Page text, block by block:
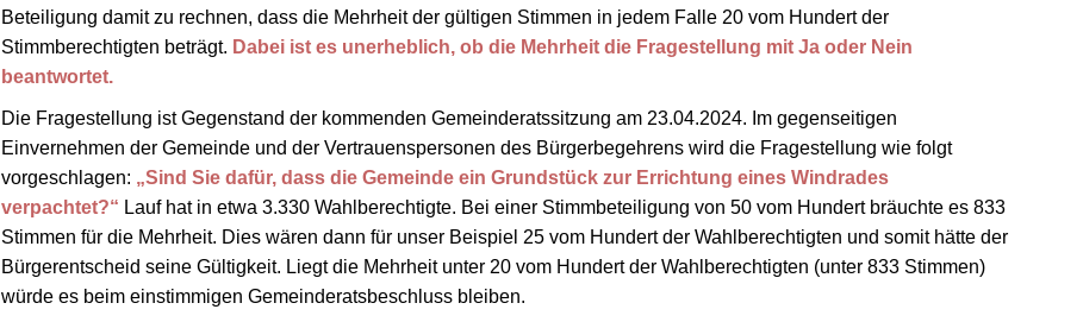
Beteiligung damit zu rechnen, dass die Mehrheit der gültigen Stimmen in jedem Falle 20 vom Hundert der
Stimmberechtigten beträgt. Dabei ist es unerheblich, ob die Mehrheit die Fragestellung mit Ja oder Nein
beantwortet.
Die Fragestellung ist Gegenstand der kommenden Gemeinderatssitzung am 23.04.2024. Im gegenseitigen
Einvernehmen der Gemeinde und der Vertrauenspersonen des Bürgerbegehrens wird die Fragestellung wie folgt
vorgeschlagen: „Sind Sie dafür, dass die Gemeinde ein Grundstück zur Errichtung eines Windrades
verpachtet?“ Lauf hat in etwa 3.330 Wahlberechtigte. Bei einer Stimmbeteiligung von 50 vom Hundert bräuchte es 833
Stimmen für die Mehrheit. Dies wären dann für unser Beispiel 25 vom Hundert der Wahlberechtigten und somit hätte der
Bürgerentscheid seine Gültigkeit. Liegt die Mehrheit unter 20 vom Hundert der Wahlberechtigten (unter 833 Stimmen)
würde es beim einstimmigen Gemeinderatsbeschluss bleiben.